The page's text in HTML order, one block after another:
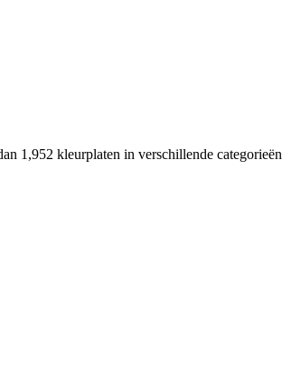
1,952 kleurplaten in verschillende